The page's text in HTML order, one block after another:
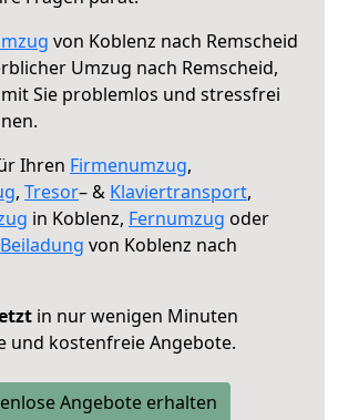
von Koblenz nach Remscheid
Umzug nach Remscheid,
Sie problemlos und stressfrei
Ihren Firmenumzug,
, Tresor– & Klaviertransport,
in Koblenz, Fernumzug oder
Beiladung von Koblenz nach
in nur wenigen Minuten
und kostenfreie Angebote.
Angebote erhalten